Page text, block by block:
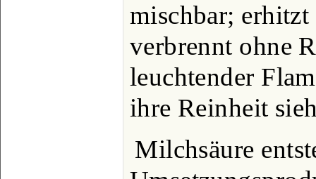
mischbar;
verbrennt ohne
leuchtender
ihre Reinheit
Milchsäure